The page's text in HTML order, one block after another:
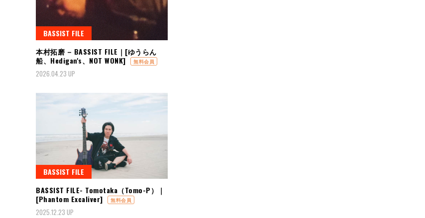
BASSIST FILE
本村拓磨 – BASSIST FILE｜[ゆうらん
船、Hedigan's、NOT WONK]
無料会員
2026.04.23 UP
BASSIST FILE
BASSIST FILE- Tomotaka（Tomo-P）｜
[Phantom Excaliver]
無料会員
2025.12.23 UP